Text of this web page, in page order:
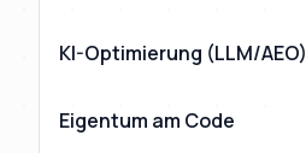
KI-Optimierung (LLM/AEO)
Eigentum am Code